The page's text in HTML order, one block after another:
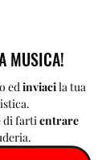
MUSICA!
ed inviaci la tua
di farti entrare